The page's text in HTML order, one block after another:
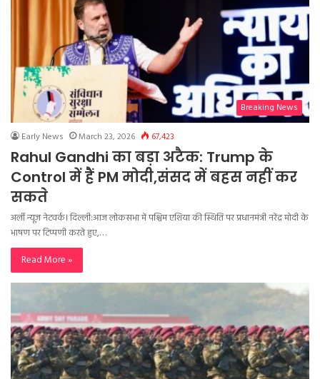
Breaking News
Early News March 23, 2026 67,423
Rahul Gandhi का बड़ा अटैक: Trump के
Control में हैं PM मोदी,संसद में बहस नहीं कर
सकते
अर्ली न्यूज़ नेटवर्क। दिल्ली:आज लोकसभा में पश्चिम एशिया की स्थिति पर प्रधानमंत्री नरेंद्र मोदी के
भाषण पर टिप्पणी करते हुए,…
Read More »